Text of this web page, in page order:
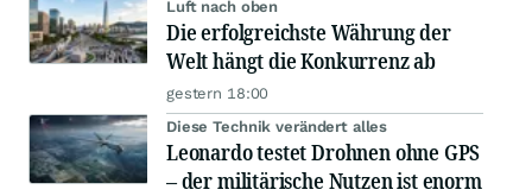
Luft nach oben
Die erfolgreichste Währung der
Welt hängt die Konkurrenz ab
gestern 18:00
Diese Technik verändert alles
Leonardo testet Drohnen ohne GPS
– der militärische Nutzen ist enorm